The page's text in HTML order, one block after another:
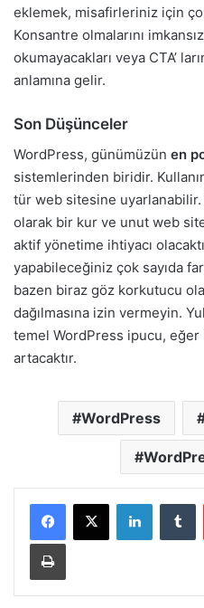
eklemek, misafirleriniz için
Konsantre olmalarını
okumayacakları veya CTA’
anlamına gelir.
Son Düşünceler
WordPress, günümüzün en
sistemlerinden biridir.
tür web sitesine uyarlanabilir.
olarak bir kur ve unut web
aktif yönetime ihtiyacı
yapabileceğiniz çok sayıda
bazen biraz göz korkutucu
dağılmasına izin vermeyin.
temel WordPress ipucu,
artacaktır.
WordPress
LinkedIn
Yazdır